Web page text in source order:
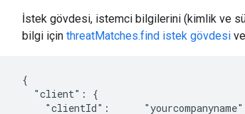
İstek gövdesi, istemci bilgilerini (kimlik ve
bilgi için threatMatches.find istek gövdesi
  {
    "client": {
"clientId":